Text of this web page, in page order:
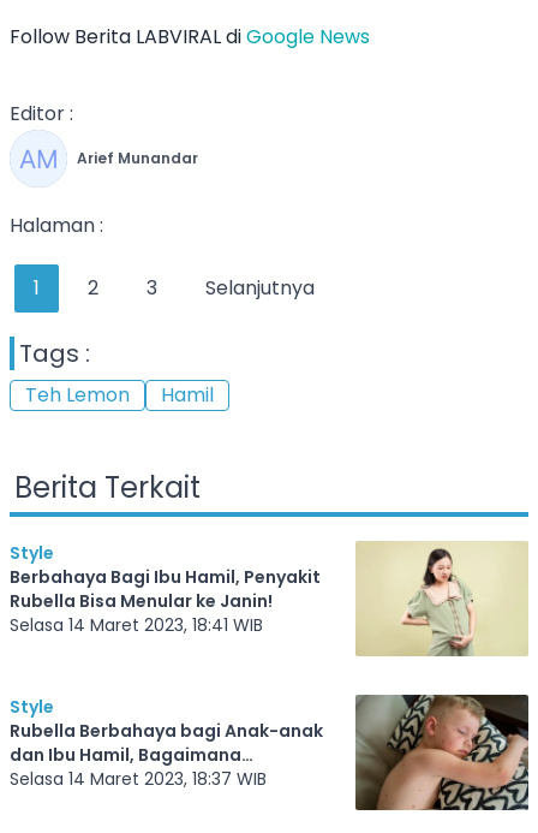
Follow Berita LABVIRAL diGoogle News
Editor :
Arief Munandar
Halaman :
1 2 3 Selanjutnya
Tags :
Teh Lemon Hamil
Berita Terkait
Style
Berbahaya Bagi Ibu Hamil, Penyakit
Rubella Bisa Menular ke Janin!
Selasa 14 Maret 2023, 18:41 WIB
Style
Rubella Berbahaya bagi Anak-anak
dan Ibu Hamil, Bagaimana
Pencegahannya?
Selasa 14 Maret 2023, 18:37 WIB